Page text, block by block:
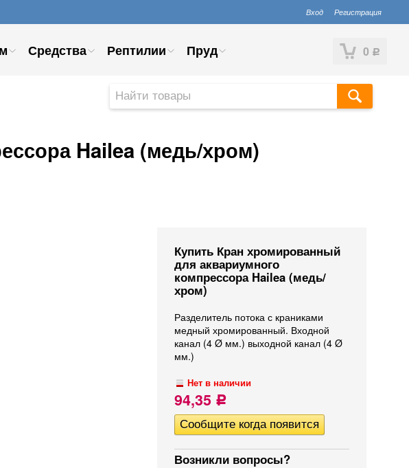
Вход Регистрация
0 Р
Средства Рептилии Пруд
Hailea (медь/хром)
Купить Кран хромированный
для аквариумного
компрессора Hailea (медь/
хром)
Разделитель потока с краниками
медный хромированный. Входной
канал (4 Ø мм.) выходной канал (4 Ø
мм.)
Нет в наличии
94,35 Р
Возникли вопросы?